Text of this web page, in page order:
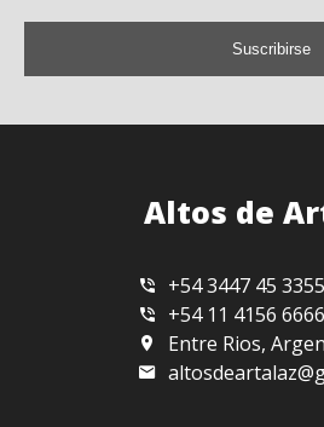
Suscribirse
+54 3447 45 3355
+54 11 4156 6666
Entre Rios,
Altos de